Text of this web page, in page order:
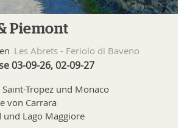
Piemont
Les Abrets - Feriolo di Baveno
03-09-26, 02-09-27
Tropez und Monaco
von Carrara
Lago Maggiore